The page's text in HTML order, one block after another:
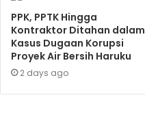
PPK, PPTK Hingga
Kontraktor Ditahan dalam
Kasus Dugaan Korupsi
Proyek Air Bersih Haruku
2 days ago